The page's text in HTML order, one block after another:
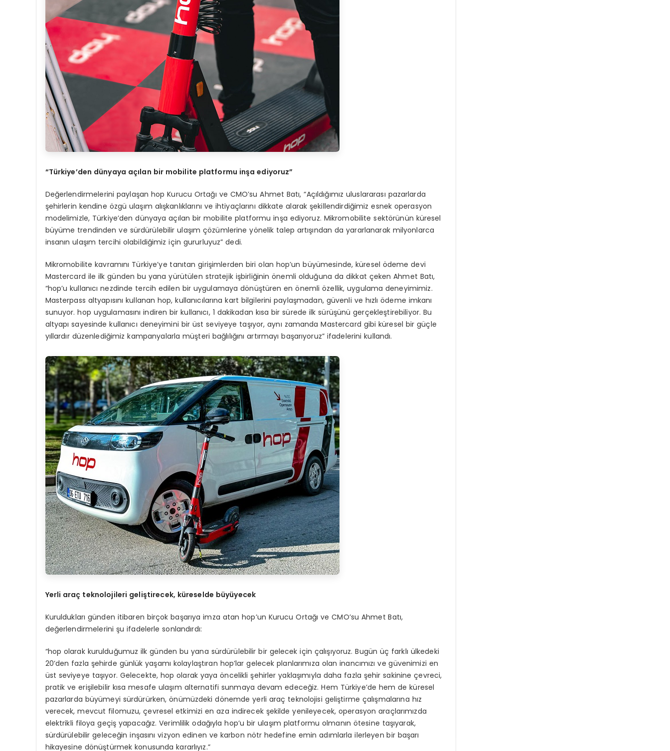
“Türkiye’den dünyaya açılan bir mobilite platformu inşa ediyoruz”
Değerlendirmelerini paylaşan hop Kurucu Ortağı ve CMO’su Ahmet Batı, “Açıldığımız uluslararası pazarlarda
şehirlerin kendine özgü ulaşım alışkanlıklarını ve ihtiyaçlarını dikkate alarak şekillendirdiğimiz esnek operasyon
modelimizle, Türkiye’den dünyaya açılan bir mobilite platformu inşa ediyoruz. Mikromobilite sektörünün küresel
büyüme trendinden ve sürdürülebilir ulaşım çözümlerine yönelik talep artışından da yararlanarak milyonlarca
insanın ulaşım tercihi olabildiğimiz için gururluyuz” dedi.
Mikromobilite kavramını Türkiye’ye tanıtan girişimlerden biri olan hop’un büyümesinde, küresel ödeme devi
Mastercard ile ilk günden bu yana yürütülen stratejik işbirliğinin önemli olduğuna da dikkat çeken Ahmet Batı,
“hop’u kullanıcı nezdinde tercih edilen bir uygulamaya dönüştüren en önemli özellik, uygulama deneyimimiz.
Masterpass altyapısını kullanan hop, kullanıcılarına kart bilgilerini paylaşmadan, güvenli ve hızlı ödeme imkanı
sunuyor. hop uygulamasını indiren bir kullanıcı, 1 dakikadan kısa bir sürede ilk sürüşünü gerçekleştirebiliyor. Bu
altyapı sayesinde kullanıcı deneyimini bir üst seviyeye taşıyor, aynı zamanda Mastercard gibi küresel bir güçle
yıllardır düzenlediğimiz kampanyalarla müşteri bağlılığını artırmayı başarıyoruz” ifadelerini kullandı.
Yerli araç teknolojileri geliştirecek, küreselde büyüyecek
Kuruldukları günden itibaren birçok başarıya imza atan hop’un Kurucu Ortağı ve CMO’su Ahmet Batı,
değerlendirmelerini şu ifadelerle sonlandırdı:
“hop olarak kurulduğumuz ilk günden bu yana sürdürülebilir bir gelecek için çalışıyoruz. Bugün üç farklı ülkedeki
20’den fazla şehirde günlük yaşamı kolaylaştıran hop’lar gelecek planlarımıza olan inancımızı ve güvenimizi en
üst seviyeye taşıyor. Gelecekte, hop olarak yaya öncelikli şehirler yaklaşımıyla daha fazla şehir sakinine çevreci,
pratik ve erişilebilir kısa mesafe ulaşım alternatifi sunmaya devam edeceğiz. Hem Türkiye’de hem de küresel
pazarlarda büyümeyi sürdürürken, önümüzdeki dönemde yerli araç teknolojisi geliştirme çalışmalarına hız
verecek, mevcut filomuzu, çevresel etkimizi en aza indirecek şekilde yenileyecek, operasyon araçlarımızda
elektrikli filoya geçiş yapacağız. Verimlilik odağıyla hop’u bir ulaşım platformu olmanın ötesine taşıyarak,
sürdürülebilir geleceğin inşasını vizyon edinen ve karbon nötr hedefine emin adımlarla ilerleyen bir başarı
hikayesine dönüştürmek konusunda kararlıyız.”